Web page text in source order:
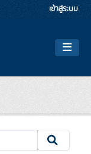
เข้าสู่ระบบ